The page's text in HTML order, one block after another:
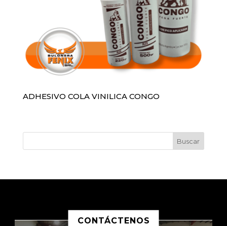
ADHESIVO COLA VINILICA CONGO
CONTÁCTENOS